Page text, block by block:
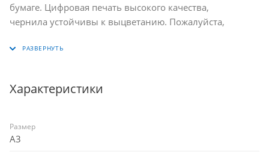
бумаге. Цифровая печать высокого качества,
чернила устойчивы к выцветанию. Пожалуйста,
Плакаты производства "Фабрики Наград" поставляются
Характеристики
Размер
A3